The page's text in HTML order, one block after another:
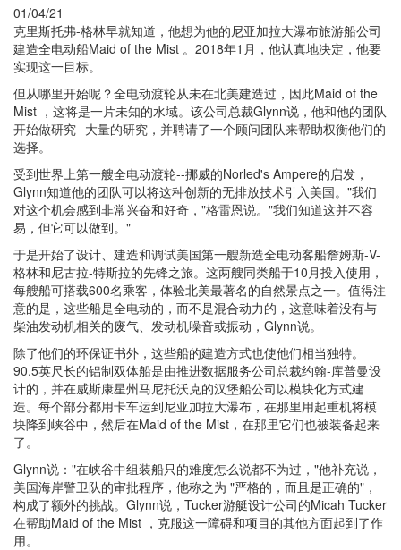
01/04/21
克里斯托弗-格林早就知道，他想为他的尼亚加拉大瀑布旅游船公司
建造全电动船Maid of the Mist 。2018年1月，他认真地决定，他要
实现这一目标。
但从哪里开始呢？全电动渡轮从未在北美建造过，因此Maid of the
Mist ，这将是一片未知的水域。该公司总裁Glynn说，他和他的团队
开始做研究--大量的研究，并聘请了一个顾问团队来帮助权衡他们的
选择。
受到世界上第一艘全电动渡轮--挪威的Norled's Ampere的启发，
Glynn知道他的团队可以将这种创新的无排放技术引入美国。"我们
对这个机会感到非常兴奋和好奇，"格雷恩说。"我们知道这并不容
易，但它可以做到。"
于是开始了设计、建造和调试美国第一艘新造全电动客船詹姆斯-V-
格林和尼古拉-特斯拉的先锋之旅。这两艘同类船于10月投入使用，
每艘船可搭载600名乘客，体验北美最著名的自然景点之一。值得注
意的是，这些船是全电动的，而不是混合动力的，这意味着没有与
柴油发动机相关的废气、发动机噪音或振动，Glynn说。
除了他们的环保证书外，这些船的建造方式也使他们相当独特。
90.5英尺长的铝制双体船是由推进数据服务公司总裁约翰-库普曼设
计的，并在威斯康星州马尼托沃克的汉堡船公司以模块化方式建
造。每个部分都用卡车运到尼亚加拉大瀑布，在那里用起重机将模
块降到峡谷中，然后在Maid of the Mist，在那里它们也被装备起来
了。
Glynn说："在峡谷中组装船只的难度怎么说都不为过，"他补充说，
美国海岸警卫队的审批程序，他称之为 "严格的，而且是正确的"，
构成了额外的挑战。Glynn说，Tucker游艇设计公司的Micah Tucker
在帮助Maid of the Mist ，克服这一障碍和项目的其他方面起到了作
用。